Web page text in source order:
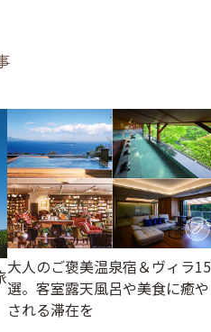
大人のご褒美温泉宿＆ヴィラ15
選。客室露天風呂や美食に癒や
される滞在を